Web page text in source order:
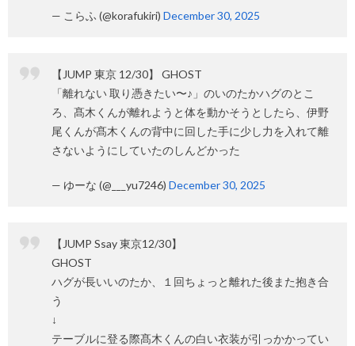
— こらふ (@korafukiri) December 30, 2025
【JUMP 東京 12/30】 GHOST
「離れない 取り憑きたい〜♪」のいのたかハグのとこ
ろ、髙木くんが離れようと体を動かそうとしたら、伊野
尾くんが髙木くんの背中に回した手に少し力を入れて離
さないようにしていたのしんどかった
— ゆーな (@___yu7246) December 30, 2025
【JUMP Ssay 東京12/30】
GHOST
ハグが長いいのたか、１回ちょっと離れた後また抱き合
う
↓
テーブルに登る際髙木くんの白い衣装が引っかかってい